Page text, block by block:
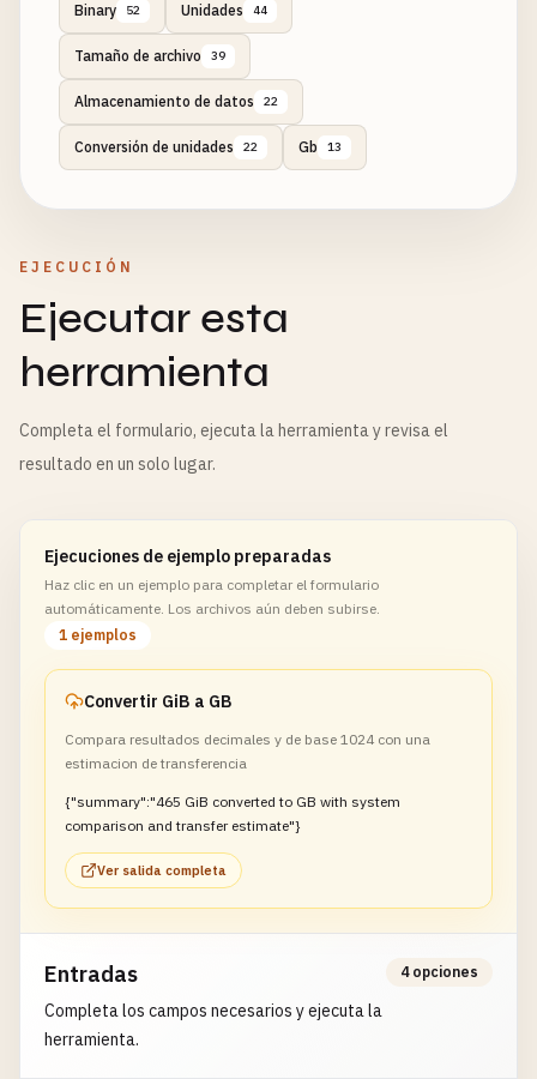
Binary 52 Unidades 44
Tamaño de archivo 39
Almacenamiento de datos 22
Conversión de unidades 22 Gb 13
EJECUCIÓN
Ejecutar esta
herramienta
Completa el formulario, ejecuta la herramienta y revisa el
resultado en un solo lugar.
Ejecuciones de ejemplo preparadas
Haz clic en un ejemplo para completar el formulario
automáticamente. Los archivos aún deben subirse.
1 ejemplos
Convertir GiB a GB
Compara resultados decimales y de base 1024 con una
estimacion de transferencia
{"summary":"465 GiB converted to GB with system
comparison and transfer estimate"}
Ver salida completa
Entradas
Completa los campos necesarios y ejecuta la
herramienta.
4 opciones